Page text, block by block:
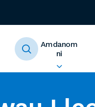
Amdanom
ni